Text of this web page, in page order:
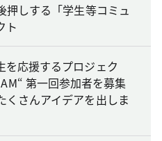
押しする「学生等コミュ
ト
を応援するプロジェク
第一回参加者を募集
くさんアイデアを出しま